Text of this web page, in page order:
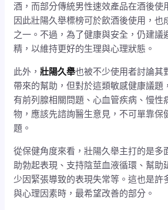
酒，而部分傳統男性速效產品在酒後使
因此壯陽久舉標榜可於飲酒後使用，也
之一。不過，為了健康與安全，仍建議
精，以維持更好的生理與心理狀態。
此外，壯陽久舉也被不少使用者討論其
帶來的幫助，但對於這類敏感健康議題
有前列腺相關問題、心血管疾病、慢性
物，應該先諮詢醫生意見，不可單靠保
題。
從保健角度來看，壯陽久舉主打的是多
助勃起表現、支持陰莖血液循環、幫助
少因緊張導致的表現失常等。這也是許
與心理因素時，最希望改善的部分。